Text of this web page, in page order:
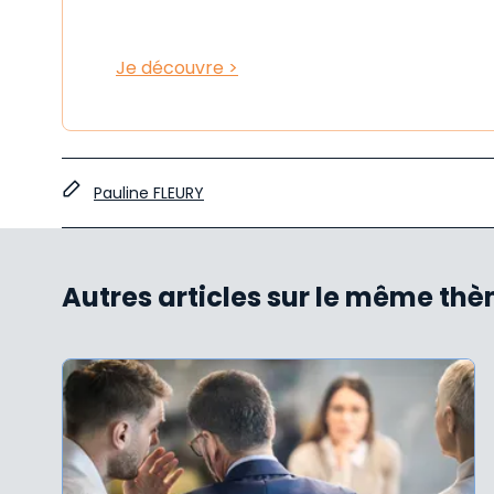
Je découvre >
Pauline FLEURY
Autres articles sur le même